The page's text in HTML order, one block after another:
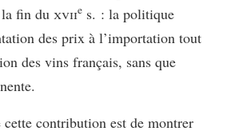
fin du xviie s. : la politique
des prix à l’importation tout
des vins français, sans que
contribution est de montrer